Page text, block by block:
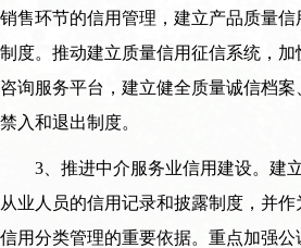
销售环节的信用管理，建立产品质量
制度。推动建立质量信用征信系统，
咨询服务平台，建立健全质量诚信档
禁入和退出制度。
3、推进中介服务业信用建设。建
从业人员的信用记录和披露制度，并
信用分类管理的重要依据。重点加强